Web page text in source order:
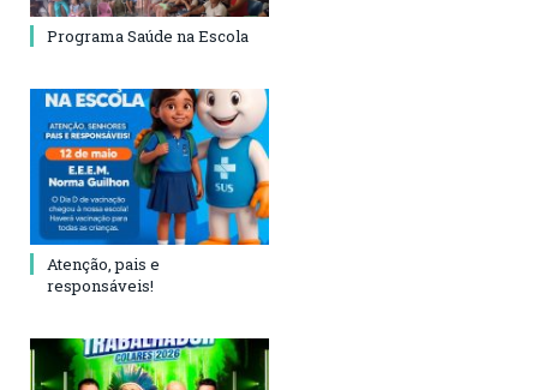
Programa Saúde na Escola
Atenção, pais e
responsáveis!